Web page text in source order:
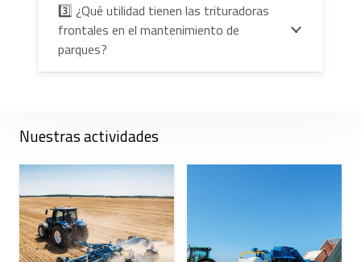
3️⃣ ¿Qué utilidad tienen las trituradoras
frontales en el mantenimiento de
parques?
Nuestras actividades